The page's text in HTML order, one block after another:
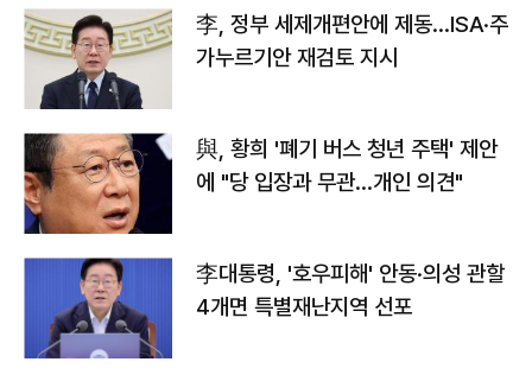
李, 정부 세제개편안에 제동…ISA·주
가누르기안 재검토 지시
與, 황희 '폐기 버스 청년 주택' 제안
에 "당 입장과 무관…개인 의견"
李대통령, '호우피해' 안동·의성 관할
4개면 특별재난지역 선포